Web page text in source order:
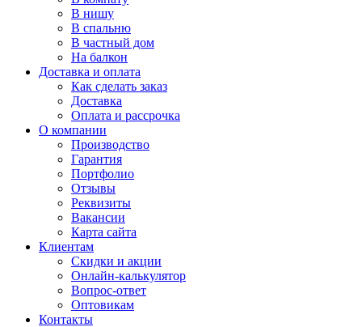
В нишу
В спальню
В частный дом
На балкон
Доставка и оплата
Как сделать заказ
Доставка
Оплата и рассрочка
О компании
Производство
Гарантия
Портфолио
Отзывы
Реквизиты
Вакансии
Карта сайта
Клиентам
Скидки и акции
Онлайн-калькулятор
Вопрос-ответ
Оптовикам
Контакты